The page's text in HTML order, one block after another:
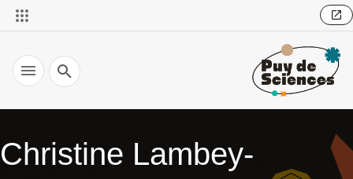
Recherche
Christine Lambey-